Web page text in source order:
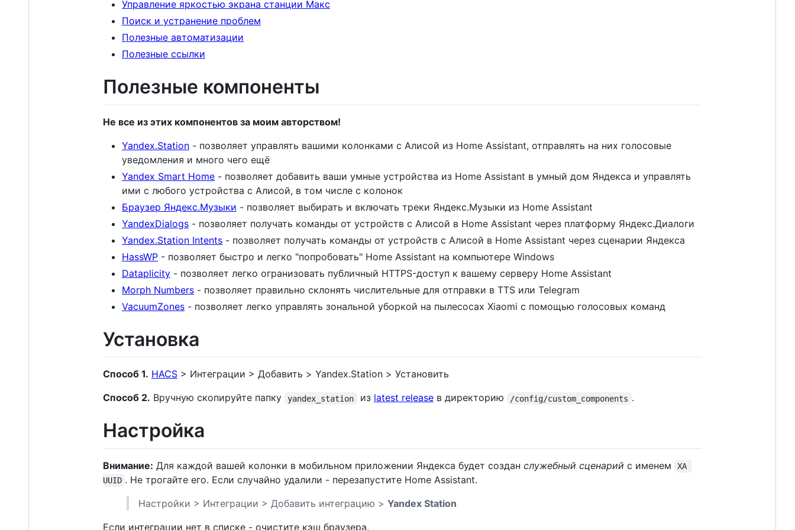
Управление яркостью экрана станции Макс
Поиск и устранение проблем
Полезные автоматизации
Полезные ссылки
Полезные компоненты
Не все из этих компонентов за моим авторством!
Yandex.Station - позволяет управлять вашими колонками с Алисой из Home Assistant, отправлять на них голосовые
уведомления и много чего ещё
Yandex Smart Home - позволяет добавить ваши умные устройства из Home Assistant в умный дом Яндекса и управлять
ими с любого устройства с Алисой, в том числе с колонок
Браузер Яндекс.Музыки - позволяет выбирать и включать треки Яндекс.Музыки из Home Assistant
YandexDialogs - позволяет получать команды от устройств с Алисой в Home Assistant через платформу Яндекс.Диалоги
Yandex.Station Intents - позволяет получать команды от устройств с Алисой в Home Assistant через сценарии Яндекса
HassWP - позволяет быстро и легко "попробовать" Home Assistant на компьютере Windows
Dataplicity - позволяет легко огранизовать публичный HTTPS-доступ к вашему серверу Home Assistant
Morph Numbers - позволяет правильно склонять числительные для отправки в TTS или Telegram
VacuumZones - позволяет легко управлять зональной уборкой на пылесосах Xiaomi с помощью голосовых команд
Установка
Способ 1. HACS > Интеграции > Добавить > Yandex.Station > Установить
Способ 2. Вручную скопируйте папку yandex_station из latest releaseв директорию /config/custom_components .
Настройка
Внимание: Для каждой вашей колонки в мобильном приложении Яндекса будет создан служебный сценарий с именем
ХА
UUID . Не трогайте его. Если случайно удалили - перезапустите Home Assistant.
Настройки > Интеграции > Добавить интеграцию > Yandex Station
Если интеграции нет в списке - очистите кэш браузера.